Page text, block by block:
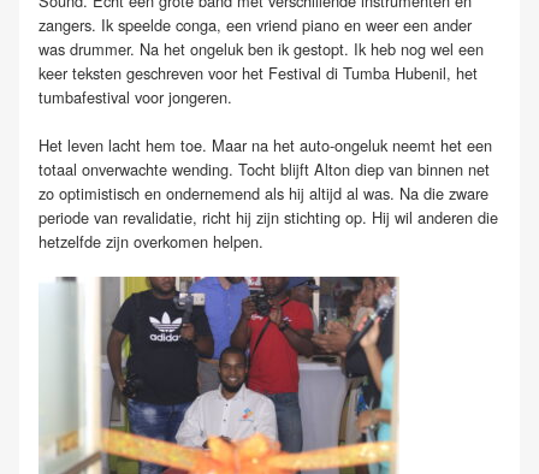
zangers. Ik speelde conga, een vriend piano en weer een ander
was drummer. Na het ongeluk ben ik gestopt. Ik heb nog wel een
keer teksten geschreven voor het Festival di Tumba Hubenil, het
tumbafestival voor jongeren.
Het leven lacht hem toe. Maar na het auto-ongeluk neemt het een
totaal onverwachte wending. Tocht blijft Alton diep van binnen net
zo optimistisch en ondernemend als hij altijd al was. Na die zware
periode van revalidatie, richt hij zijn stichting op. Hij wil anderen die
hetzelfde zijn overkomen helpen.